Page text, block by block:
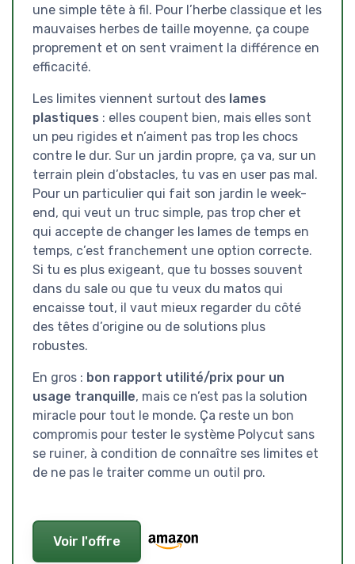
une simple tête à fil. Pour l’herbe classique et les
mauvaises herbes de taille moyenne, ça coupe
proprement et on sent vraiment la différence en
efficacité.
Les limites viennent surtout des lames
plastiques : elles coupent bien, mais elles sont
un peu rigides et n’aiment pas trop les chocs
contre le dur. Sur un jardin propre, ça va, sur un
terrain plein d’obstacles, tu vas en user pas mal.
Pour un particulier qui fait son jardin le week-
end, qui veut un truc simple, pas trop cher et
qui accepte de changer les lames de temps en
temps, c’est franchement une option correcte.
Si tu es plus exigeant, que tu bosses souvent
dans du sale ou que tu veux du matos qui
encaisse tout, il vaut mieux regarder du côté
des têtes d’origine ou de solutions plus
robustes.
En gros : bon rapport utilité/prix pour un
usage tranquille, mais ce n’est pas la solution
miracle pour tout le monde. Ça reste un bon
compromis pour tester le système Polycut sans
se ruiner, à condition de connaître ses limites et
de ne pas le traiter comme un outil pro.
Voir l'offre